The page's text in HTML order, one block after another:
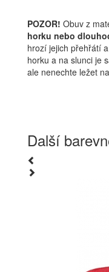
POZOR! Obuv z
horku nebo
hrozí jejich přehřátí
horku a na slunci je
ale nenechte ležet
Další